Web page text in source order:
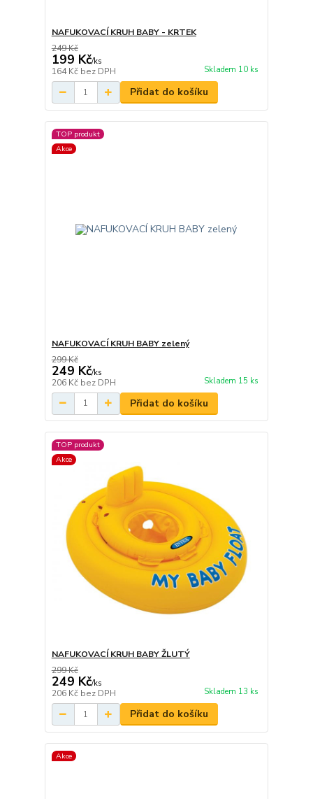
NAFUKOVACÍ KRUH BABY - KRTEK
249 Kč
199 Kč/ks
164 Kč bez DPH Skladem 10 ks
Přidat do košíku
TOP produkt
Akce
NAFUKOVACÍ KRUH BABY zelený
299 Kč
249 Kč/ks
206 Kč bez DPH Skladem 15 ks
Přidat do košíku
TOP produkt
Akce
NAFUKOVACÍ KRUH BABY ŽLUTÝ
299 Kč
249 Kč/ks
206 Kč bez DPH Skladem 13 ks
Přidat do košíku
Akce